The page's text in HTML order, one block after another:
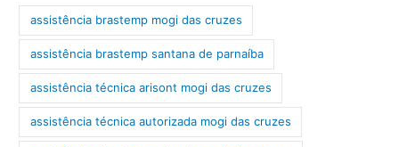
assistência brastemp mogi das cruzes
assistência brastemp santana de parnaíba
assistência técnica arisont mogi das cruzes
assistência técnica autorizada mogi das cruzes